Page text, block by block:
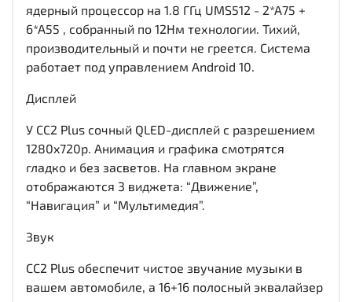
ядерный процессор на 1.8 ГГц UMS512 - 2*A75 +
6*A55 , собранный по 12Нм технологии. Тихий,
производительный и почти не греется. Система
работает под управлением Android 10.
Дисплей
У CC2 Plus сочный QLED-дисплей c разрешением
1280x720р. Анимация и графика смотрятся
гладко и без засветов. На главном экране
отображаются 3 виджета: “Движение”,
“Навигация” и “Мультимедия”.
Звук
CC2 Plus обеспечит чистое звучание музыки в
вашем автомобиле, а 16+16 полосный эквалайзер